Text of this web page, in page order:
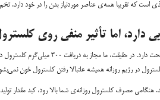
همه‌ی عناصر موردنیاز بدن را در خود دارد. تخم مرغ های محلی یا
در رژیم روزانه همیشه علتبالا رفتن کلسترول خون
هنگامی مصرف کلسترول روزانه‌ی شما بالا رود، کبد مقدار